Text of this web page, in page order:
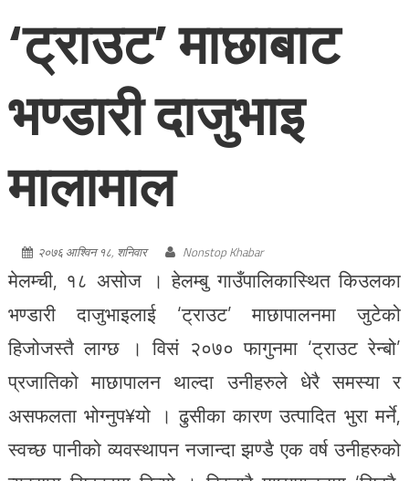
‘ट्राउट’ माछाबाट
भण्डारी दाजुभाइ
मालामाल
२०७६ आश्विन १८, शनिवार Nonstop Khabar
मेलम्ची, १८ असोज । हेलम्बु गाउँपालिकास्थित किउलका
भण्डारी दाजुभाइलाई ‘ट्राउट’ माछापालनमा जुटेको
हिजोजस्तै लाग्छ । विसं २०७० फागुनमा ‘ट्राउट रेन्बो’
प्रजातिको माछापालन थाल्दा उनीहरुले धेरै समस्या र
असफलता भोग्नुप¥यो । ढुसीका कारण उत्पादित भुरा मर्ने,
स्वच्छ पानीको व्यवस्थापन नजान्दा झण्डै एक वर्ष उनीहरुको